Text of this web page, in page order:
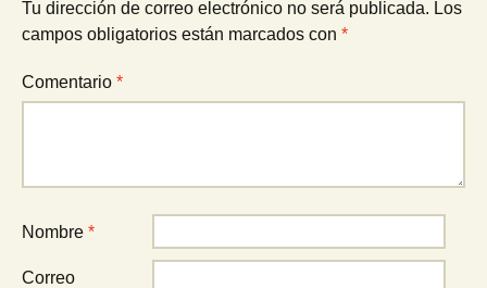
Tu dirección de correo electrónico no será publicada. Los
campos obligatorios están marcados con *
Comentario *
Nombre *
Correo